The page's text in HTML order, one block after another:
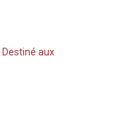
Destiné aux